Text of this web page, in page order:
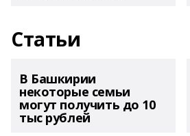
Статьи
В Башкирии
некоторые семьи
могут получить до 10
тыс рублей